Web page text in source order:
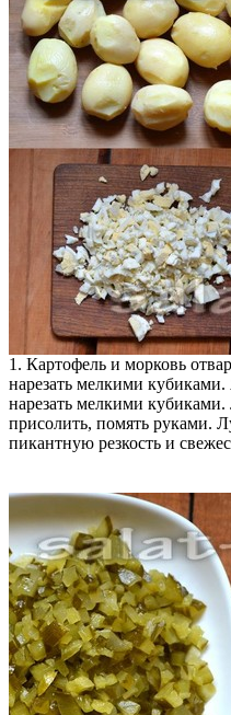
1. Картофель и морковь
нарезать мелкими
нарезать мелкими
присолить, помять руками.
пикантную резкость и